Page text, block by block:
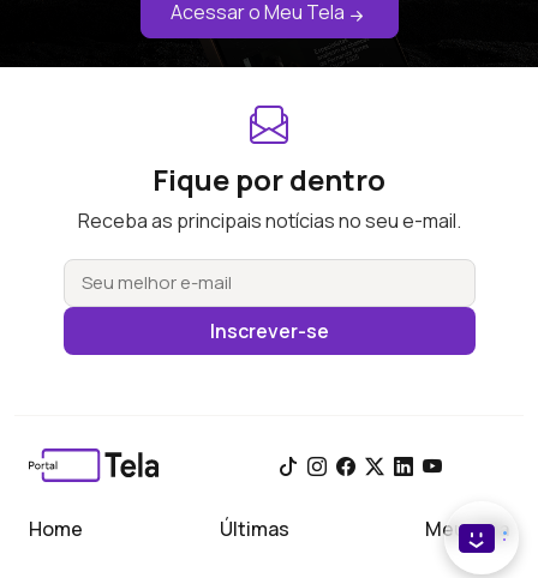
Acessar o Meu Tela
Fique por dentro
Receba as principais notícias no seu e-mail.
Inscrever-se
Home Últimas Meu Tela